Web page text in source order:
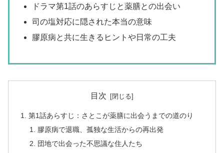
ドラマ第1話のあらすじと薬膳との出会い
司の塩対応に隠された本当の意味
膠原病と共に生きるヒントや日常の工夫
目次
第1話あらすじ：さとこが薬膳に出会うまでの道のり
膠原病で退職、孤独な生活からの再出発
団地で出会った不思議な住人たち